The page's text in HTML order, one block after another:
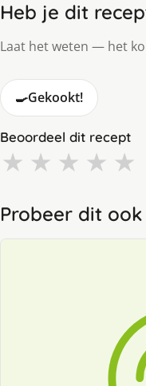
Heb je dit
Laat het weten — het
🍳Gekookt!
Beoordeel dit recept
★ ★ ★ ★ ★
Probeer dit ook